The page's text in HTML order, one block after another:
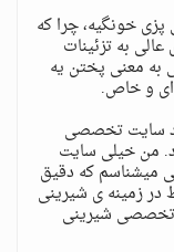
خونگیه، چرا که
به تزئینات
به معنی پختن یه
ای و خاص.
سایت تخصصی
من خیلی سایت
میشناسم که دقیق
زمینه ی شیرینی
تخصصی شیرینی